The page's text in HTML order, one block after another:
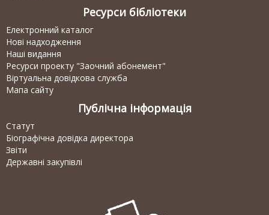
Ресурси бібліотеки
Електронний каталог
Нові надходження
Наші видання
Ресурси проекту "Заочний абонемент"
Віртуальна довідкова служба
Мапа сайту
Публічна інформація
Статут
Біографічна довідка директора
Звіти
Державні закупівлі